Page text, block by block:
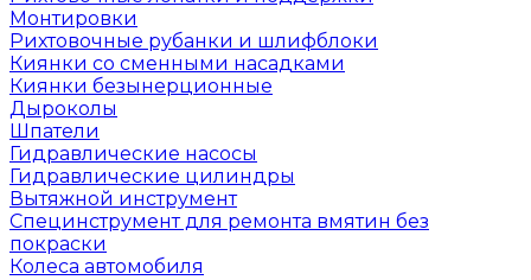
Монтировки
Рихтовочные рубанки и шлифблоки
Киянки со сменными насадками
Киянки безынерционные
Дыроколы
Шпатели
Гидравлические насосы
Гидравлические цилиндры
Вытяжной инструмент
Специнструмент для ремонта вмятин без
покраски
Колеса автомобиля